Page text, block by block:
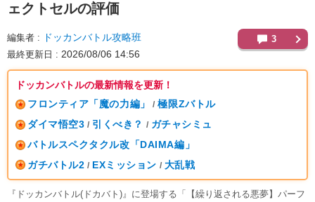
ェクトセルの評価
編集者 ドッカンバトル攻略班
最終更新日 2026/08/06 14:56
3
ドッカンバトルの最新情報を更新！
フロンティア「魔の力編」
/ 極限Zバトル
ダイマ悟空3 / 引くべき？ / ガチャシミュ
バトルスペクタクル改「DAIMA編」
ガチバトル2 / EXミッション / 大乱戦
『ドッカンバトル(ドカバト)』に登場する「【繰り返される悪夢】パーフ